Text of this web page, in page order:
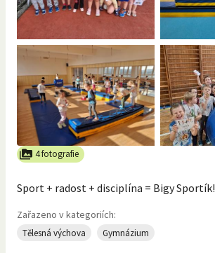
4 fotografie
Sport + radost + disciplína = Bigy Sportík!
Zařazeno v kategoriích:
Tělesná výchova Gymnázium